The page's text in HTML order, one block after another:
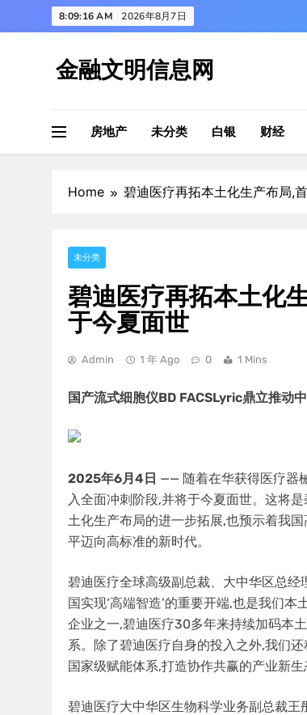
to
8:09:16 AM 2026年8月7日
金融文明信息网
房地产 未分类 白银 财经
Home 碧迪医疗再拓本土化生产布局,
未分类
碧迪医疗再拓本土化
于今夏面世
Admin 1 年 Ago 0 1 Mins
国产流式细胞仪BD FACSLyric鼎立推动
2025年6月 4日 —— 随着在华获得医疗器
入全面冲刺阶段,并将于今夏面世。这将
土化生产布局的进一步拓展,也预示着我
平迈向高标准的新时代。
碧迪医疗全球高级副总裁、大中华区总经
国实现‘高端智造’的重要开端,也是我们
企业之一,碧迪医疗30多年来持续加码本
系。除了碧迪医疗自身的投入之外,我们
国家级赋能体系,打造协作共赢的产业新生
碧迪医疗大中华区生物科学业务副总裁